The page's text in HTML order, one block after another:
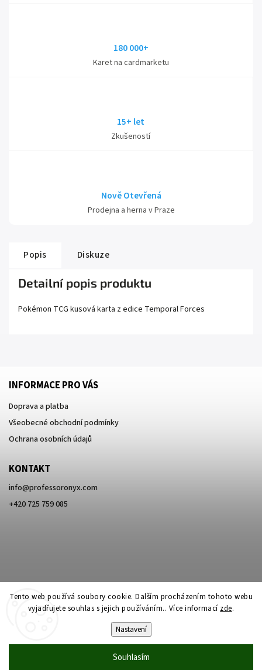
Tento web používá soubory cookie. Dalším procházením tohoto webu
vyjadřujete souhlas s jejich používáním.. Více informací zde.
Nastavení
Souhlasím
180 000+
Karet na cardmarketu
15+ let
Zkušeností
Nově Otevřená
Prodejna a herna v Praze
Popis Diskuze
Detailní popis produktu
Pokémon TCG kusová karta z edice Temporal Forces
INFORMACE PRO VÁS
Doprava a platba
Všeobecné obchodní podmínky
Ochrana osobních údajů
KONTAKT
info@professoronyx.com
+420 725 759 085
Professor Onyx. Všechna práva vyhrazena.